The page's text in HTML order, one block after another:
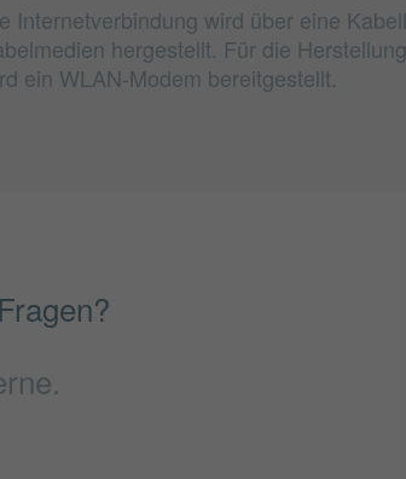
Internetverbindung wird über eine
hergestellt. Für die
ein WLAN-Modem bereitgestellt.